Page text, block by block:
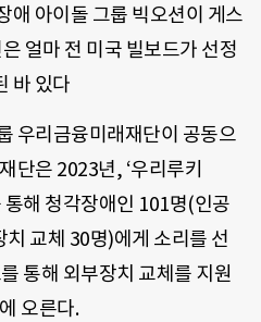
애 아이돌 그룹 빅오션이 게스
얼마 전 미국 빌보드가 선정
바 있다
우리금융미래재단이 공동으
단은 2023년, ‘우리루키
해 청각장애인 101명(인공
교체 30명)에게 소리를 선
통해 외부장치 교체를 지원
오른다.